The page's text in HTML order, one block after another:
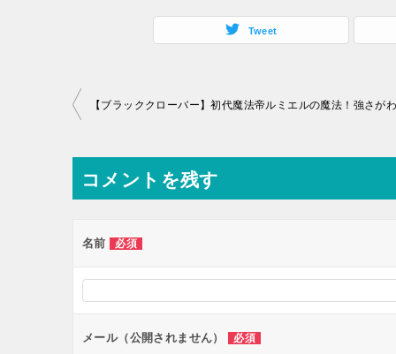
Tweet
投
ナ
ビ
ー
ョ
ン
コメントを残す
名前 必須
メール（公開されません） 必須